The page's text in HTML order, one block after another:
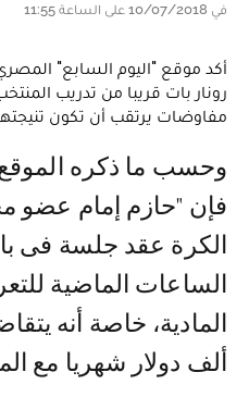
في 10/07/2018 على الساعة 11:55
أكد موقع "اليوم السابع"
رونار بات قريبا من تدريب
مفاوضات يرتقب أن تكون
وحسب ما ذكره الموقع الإخباري المصري
فإن "حازم إمام عضو
الكرة عقد جلسة فى
الساعات الماضية
ألف دولار شهريا مع